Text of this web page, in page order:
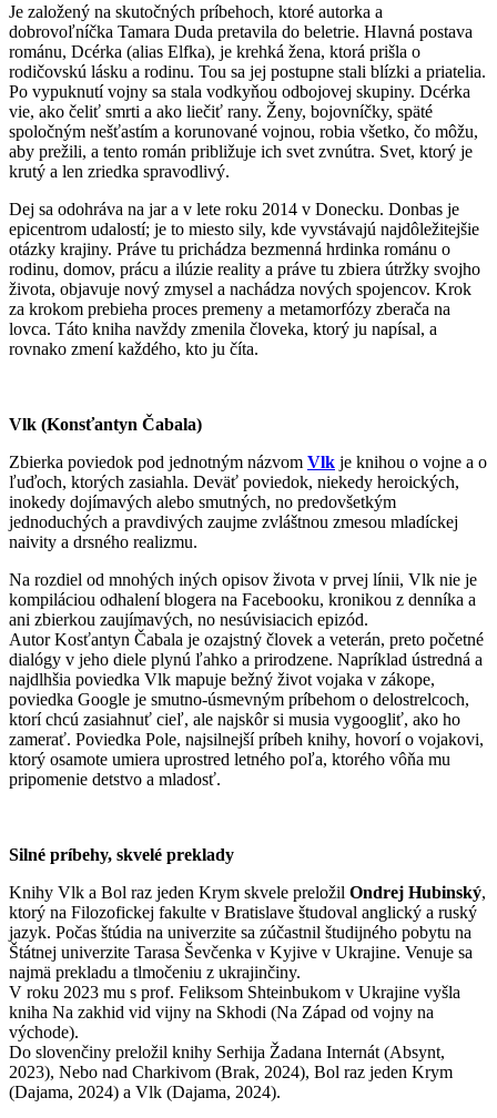
Je založený na skutočných príbehoch, ktoré autorka a
dobrovoľníčka Tamara Duda pretavila do beletrie. Hlavná postava
románu, Dcérka (alias Elfka), je krehká žena, ktorá prišla o
rodičovskú lásku a rodinu. Tou sa jej postupne stali blízki a priatelia.
Po vypuknutí vojny sa stala vodkyňou odbojovej skupiny. Dcérka
vie, ako čeliť smrti a ako liečiť rany. Ženy, bojovníčky, späté
spoločným nešťastím a korunované vojnou, robia všetko, čo môžu,
aby prežili, a tento román približuje ich svet zvnútra. Svet, ktorý je
krutý a len zriedka spravodlivý.
Dej sa odohráva na jar a v lete roku 2014 v Donecku. Donbas je
epicentrom udalostí; je to miesto sily, kde vyvstávajú najdôležitejšie
otázky krajiny. Práve tu prichádza bezmenná hrdinka románu o
rodinu, domov, prácu a ilúzie reality a práve tu zbiera útržky svojho
života, objavuje nový zmysel a nachádza nových spojencov. Krok
za krokom prebieha proces premeny a metamorfózy zberača na
lovca. Táto kniha navždy zmenila človeka, ktorý ju napísal, a
rovnako zmení každého, kto ju číta.
Vlk (Konsťantyn Čabala)
Zbierka poviedok pod jednotným názvom Vlk je knihou o vojne a o
ľuďoch, ktorých zasiahla. Deväť poviedok, niekedy heroických,
inokedy dojímavých alebo smutných, no predovšetkým
jednoduchých a pravdivých zaujme zvláštnou zmesou mladíckej
naivity a drsného realizmu.
Na rozdiel od mnohých iných opisov života v prvej línii, Vlk nie je
kompiláciou odhalení blogera na Facebooku, kronikou z denníka a
ani zbierkou zaujímavých, no nesúvisiacich epizód.
Autor Kosťantyn Čabala je ozajstný človek a veterán, preto početné
dialógy v jeho diele plynú ľahko a prirodzene. Napríklad ústredná a
najdlhšia poviedka Vlk mapuje bežný život vojaka v zákope,
poviedka Google je smutno-úsmevným príbehom o delostrelcoch,
ktorí chcú zasiahnuť cieľ, ale najskôr si musia vygoogliť, ako ho
zamerať. Poviedka Pole, najsilnejší príbeh knihy, hovorí o vojakovi,
ktorý osamote umiera uprostred letného poľa, ktorého vôňa mu
pripomenie detstvo a mladosť.
Silné príbehy, skvelé preklady
Knihy Vlk a Bol raz jeden Krym skvele preložil Ondrej Hubinský,
ktorý na Filozofickej fakulte v Bratislave študoval anglický a ruský
jazyk. Počas štúdia na univerzite sa zúčastnil študijného pobytu na
Štátnej univerzite Tarasa Ševčenka v Kyjive v Ukrajine. Venuje sa
najmä prekladu a tlmočeniu z ukrajinčiny.
V roku 2023 mu s prof. Feliksom Shteinbukom v Ukrajine vyšla
kniha Na zakhid vid vijny na Skhodi (Na Západ od vojny na
východe).
Do slovenčiny preložil knihy Serhija Žadana Internát (Absynt,
2023), Nebo nad Charkivom (Brak, 2024), Bol raz jeden Krym
(Dajama, 2024) a Vlk (Dajama, 2024).